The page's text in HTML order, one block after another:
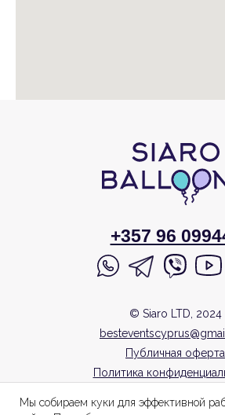
Мы собираем куки для эффективной
Публичная оферта
Политика
персональных
© Siaro LTD, 2024
+357 96